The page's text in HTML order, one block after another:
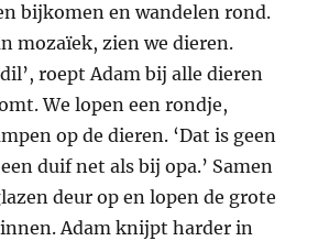
bijkomen en wandelen rond.
mozaïek, zien we dieren.
roept Adam bij alle dieren
We lopen een rondje,
op de dieren. ‘Dat is geen
duif net als bij opa.’ Samen
deur op en lopen de grote
Adam knijpt harder in